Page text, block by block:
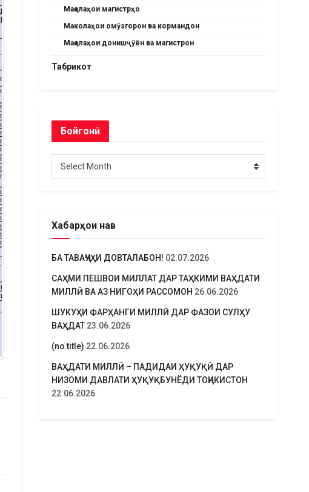
Мақолаҳои магистрҳо
Маколаҳои омӯзгорон ва кормандон
Мақолаҳои донишҷӯён ва магистрон
Табрикот
Бойгонӣ
Select Month
Хабарҳои нав
БА ТАВАҶҶУҲИ ДОВТАЛАБОН! 02.07.2026
САҲМИ ПЕШВОИ МИЛЛАТ ДАР ТАҲКИМИ ВАҲДАТИ
МИЛЛӢ ВА АЗ НИГОҲИ РАССОМОН 26.06.2026
ШУКУҲИ ФАРҲАНГИ МИЛЛӢ ДАР ФАЗОИ СУЛҲУ
ВАҲДАТ 23.06.2026
(no title) 22.06.2026
ВАҲДАТИ МИЛЛӢ – ПАДИДАИ ҲУҚУҚӢ ДАР
НИЗОМИ ДАВЛАТИ ҲУҚУҚБУНЁДИ ТОҶИКИСТОН
22.06.2026